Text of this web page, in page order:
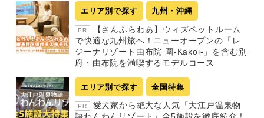
エリア別で探す 九州・沖縄
PR
【さんふらわあ】ウィズペットルーム
で快適な九州旅へ！ニューオープンの「レ
ジーナリゾート由布院 圍-Kakoi-」を含む別
府・由布院を満喫するモデルコース
エリア別で探す 全国特集
PR
愛犬家から絶大な人気「大江戸温泉物